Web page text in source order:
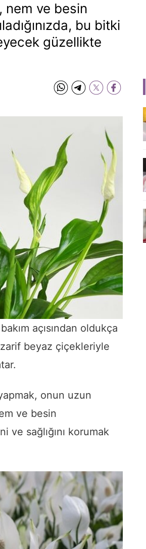
nem ve besin
bu bitki
güzellikte
açısından oldukça
beyaz çiçekleriyle
onun uzun
ve besin
sağlığını korumak